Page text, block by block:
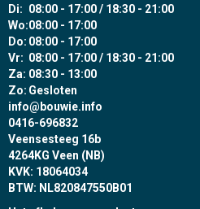
Di: 08:00 - 17:00 / 18:30 - 21:00
Wo:08:00 - 17:00
Do: 08:00 - 17:00
Vr: 08:00 - 17:00 / 18:30 - 21:00
Za: 08:30 - 13:00
Zo: Gesloten
info@bouwie.info
0416-696832
Veensesteeg 16b
4264KG Veen (NB)
KVK: 18064034
BTW: NL820847550B01